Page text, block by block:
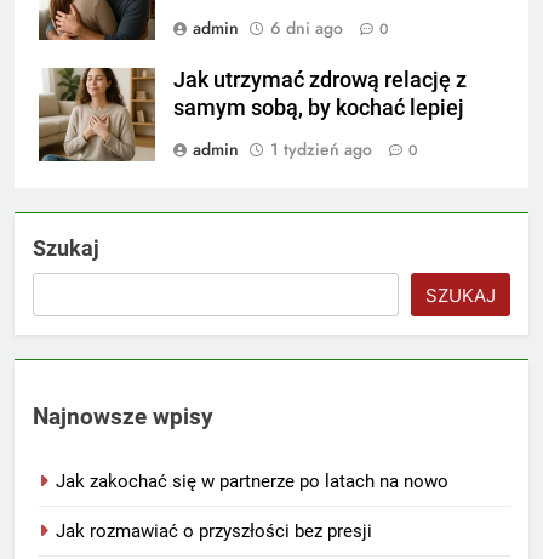
admin
6 dni ago 0
Jak utrzymać zdrową relację z
samym sobą, by kochać lepiej
admin
1 tydzień ago 0
Szukaj
SZUKAJ
Najnowsze wpisy
Jak zakochać się w partnerze po latach na nowo
Jak rozmawiać o przyszłości bez presji